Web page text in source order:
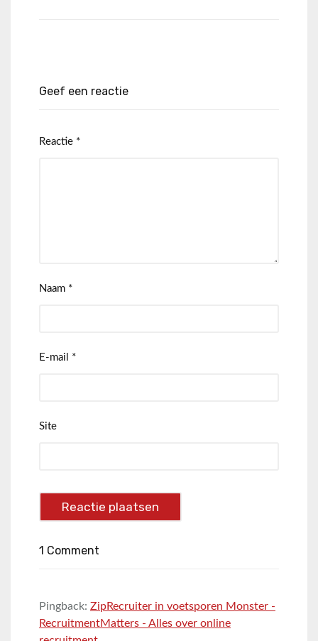
Geef een reactie
Reactie *
Naam *
E-mail *
Site
1 Comment
Pingback: ZipRecruiter in voetsporen Monster -
RecruitmentMatters - Alles over online